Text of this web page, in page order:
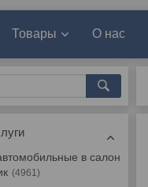
Товары О нас
в салон
4961